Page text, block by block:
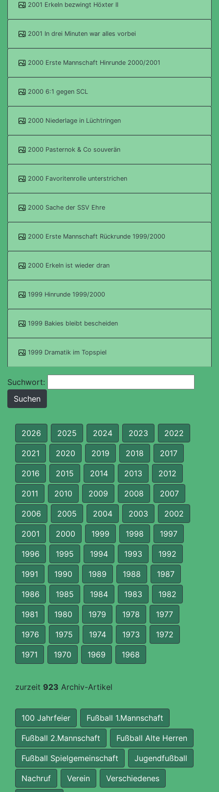
2001 Erkeln bezwingt Höxter II
2001 In drei Minuten war alles vorbei
2000 Erste Mannschaft Hinrunde 2000/2001
2000 6:1 gegen SCL
2000 Niederlage in Lüchtringen
2000 Pasternok & Co souverän
2000 Favoritenrolle unterstrichen
2000 Sache der SSV Ehre
2000 Erste Mannschaft Rückrunde 1999/2000
2000 Erkeln ist wieder dran
1999 Hinrunde 1999/2000
1999 Bakies bleibt bescheiden
1999 Dramatik im Topspiel
Suchwort:
2026 2025 2024 2023 2022
2021 2020 2019 2018 2017
2016 2015 2014 2013 2012
2011 2010 2009 2008 2007
2006 2005 2004 2003 2002
2001 2000 1999 1998 1997
1996 1995 1994 1993 1992
1991 1990 1989 1988 1987
1986 1985 1984 1983 1982
1981 1980 1979 1978 1977
1976 1975 1974 1973 1972
1971 1970 1969 1968
zurzeit 923 Archiv-Artikel
100 Jahrfeier Fußball 1.Mannschaft
Fußball 2.Mannschaft Fußball Alte Herren
Fußball Spielgemeinschaft Jugendfußball
Nachruf Verein Verschiedenes